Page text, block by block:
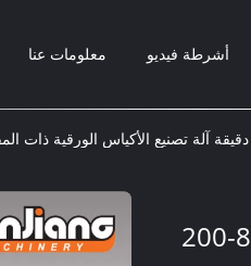
أشرطة فيديو معلومات عنا
الأكياس الورقية ذات المقبض المسطح 80-200